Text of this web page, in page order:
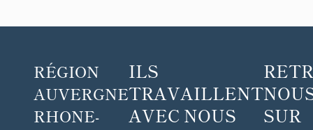
RÉGION
AUVERGNE
RHONE-
ILS
TRAVAILLENT
AVEC NOUS
SUR